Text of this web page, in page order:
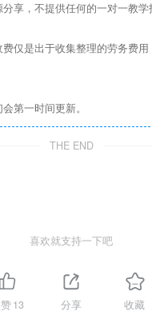
享，不提供任何的一对一教
仅是出于收集整理的劳务费
第一时间更新。
THE END
喜欢就支持一下吧
13 分享 收藏